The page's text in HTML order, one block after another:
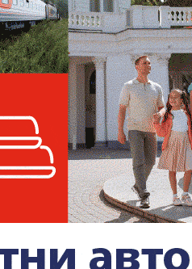
Лавров: РФ
Госдеп
предложениях
безопасности
Москвы по
встрече с
Россия – НАТО. Проект
территории третьих